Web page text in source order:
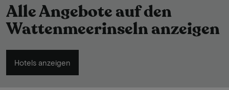
Alle Angebote auf den
Wattenmeerinseln anzeigen
Hotels anzeigen